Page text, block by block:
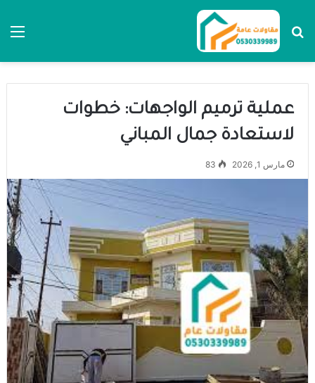
بحث عن
عملية ترميم الواجهات: خطوات
لاستعادة جمال المباني
مارس 1, 2026 83